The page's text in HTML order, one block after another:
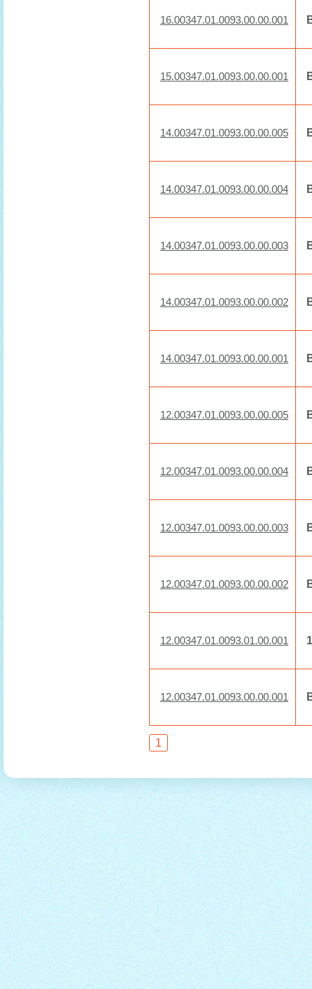
16.00347.01.0093.00.00.001
15.00347.01.0093.00.00.001
14.00347.01.0093.00.00.005
14.00347.01.0093.00.00.004
14.00347.01.0093.00.00.003
14.00347.01.0093.00.00.002
14.00347.01.0093.00.00.001
12.00347.01.0093.00.00.005
12.00347.01.0093.00.00.004
12.00347.01.0093.00.00.003
12.00347.01.0093.00.00.002
12.00347.01.0093.01.00.001
12.00347.01.0093.00.00.001
1